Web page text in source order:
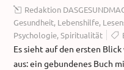
Redaktion
Gesundheit, Lebenshilfe,
Psychologie,Spiritualität
Es sieht auf den ersten
aus: ein gebundenes Buch